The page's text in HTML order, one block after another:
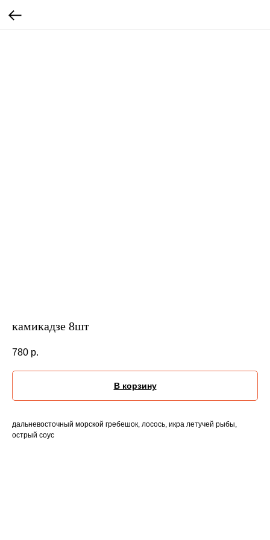
камикадзе 8шт
780 р.
В корзину
дальневосточный морской гребешок, лосось, икра летучей рыбы,
острый соус